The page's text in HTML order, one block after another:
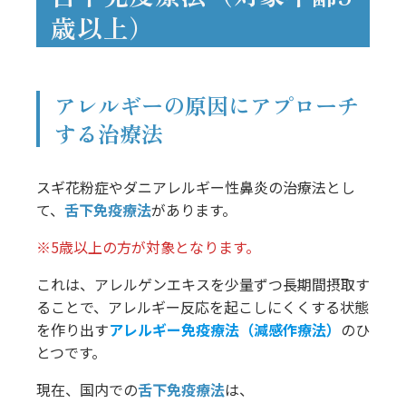
歳以上）
アレルギーの原因にアプローチ
する治療法
スギ花粉症やダニアレルギー性鼻炎の治療法とし
て、 舌下免疫療法があります。
※5歳以上の方が対象となります。
これは、アレルゲンエキスを少量ずつ長期間摂取す
ることで、アレルギー反応を起こしにくくする状態
を作り出すアレルギー免疫療法（減感作療法） のひ
とつです。
現在、国内での舌下免疫療法は、